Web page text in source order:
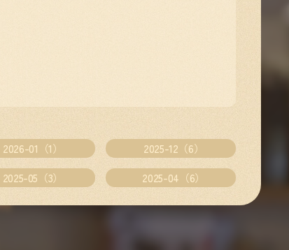
2026-01（1）
2025-12（6）
2025-05（3） 2025-04（6）